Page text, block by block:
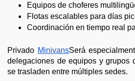
Equipos de choferes
Flotas escalables para días
Coordinación en tiempo real
Privado MinivansSerá
delegaciones de equipos y grupos
se trasladen entre múltiples sedes.